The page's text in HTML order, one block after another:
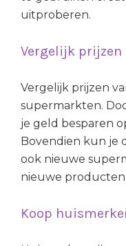
uitproberen.
Vergelijk prijzen
Vergelijk prijzen
supermarkten.
je geld besparen
Bovendien kun je
ook nieuwe
nieuwe
Koop